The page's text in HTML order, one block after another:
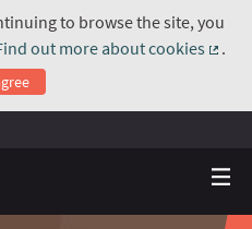
to browse the site, you
out more about cookies
.